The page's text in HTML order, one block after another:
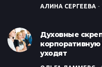
АЛИНА СЕРГЕЕВА
Духовные
корпоративную
уходят